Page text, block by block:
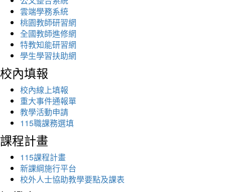
雲端學務系統
桃園教師研習網
全國教師進修網
特教知能研習網
學生學習扶助網
校內填報
校內線上填報
重大事件通報單
教學活動申請
115職課務選填
課程計畫
115課程計畫
新課綱施行平台
校外人士協助教學要點及課表